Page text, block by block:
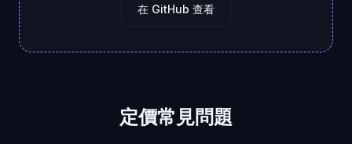
在 GitHub 查看
定價常見問題